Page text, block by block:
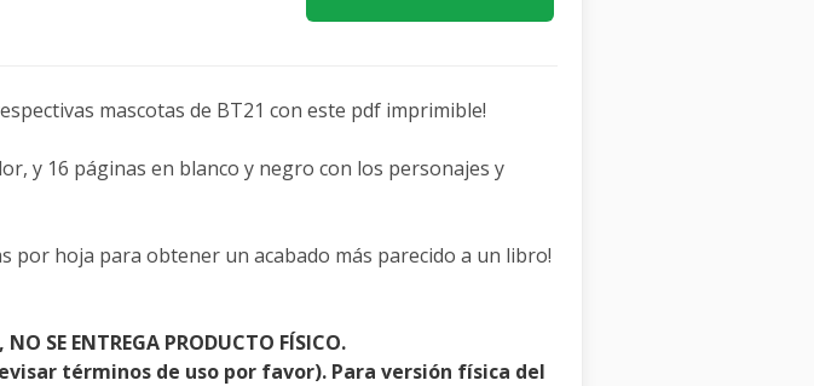
mascotas de BT21 con este pdf imprimible!
y 16 páginas en blanco y negro con los personajes y
por hoja para obtener un acabado más parecido a un libro!
ENTREGA PRODUCTO FÍSICO.
términos de uso por favor). Para versión física del